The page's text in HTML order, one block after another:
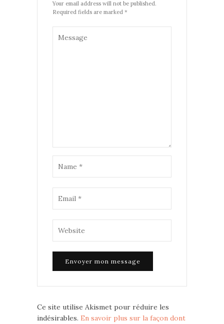
Your email address will not be published.
Required fields are marked *
Ce site utilise Akismet pour réduire les
indésirables. En savoir plus sur la façon dont